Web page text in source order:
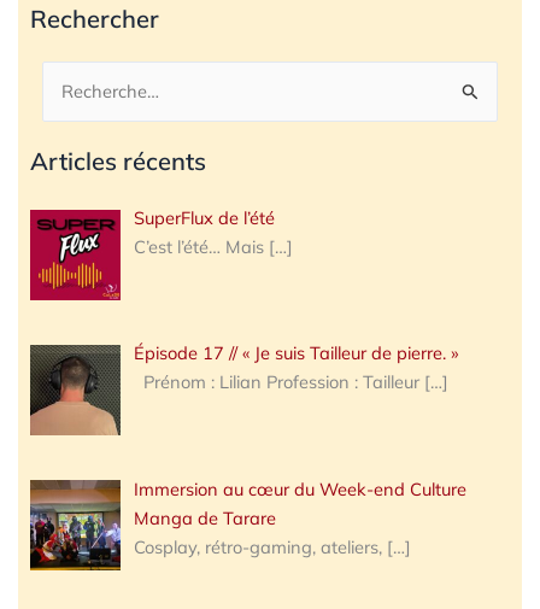
Rechercher
Rechercher :
Articles récents
SuperFlux de l’été
C’est l’été… Mais […]
Épisode 17 // « Je suis Tailleur de pierre. »
Prénom : Lilian Profession : Tailleur […]
Immersion au cœur du Week-end Culture
Manga de Tarare
Cosplay, rétro-gaming, ateliers, […]